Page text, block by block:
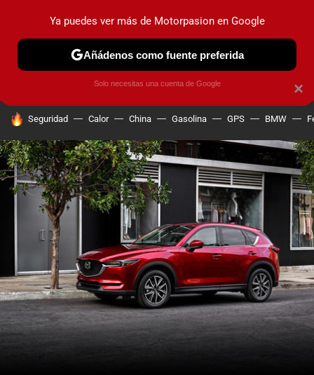
PRUEBAS COCHES ELÉCTRICOS OBSERVATORIO
HOY SE HABLA DE
Seguridad Calor China Gasolina GPS BMW
×
Ya puedes ver más de Motorpasion en Google
Añádenos como fuente preferida
Solo necesitas una cuenta de Google